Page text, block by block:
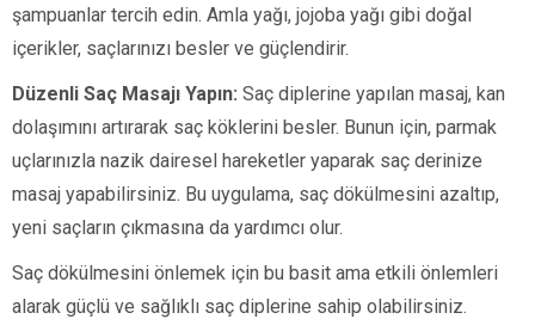
şampuanlar tercih edin. Amla yağı, jojoba yağı gibi doğal
içerikler, saçlarınızı besler ve güçlendirir.
Düzenli Saç Masajı Yapın: Saç diplerine yapılan masaj, kan
dolaşımını artırarak saç köklerini besler. Bunun için, parmak
uçlarınızla nazik dairesel hareketler yaparak saç derinize
masaj yapabilirsiniz. Bu uygulama, saç dökülmesini azaltıp,
yeni saçların çıkmasına da yardımcı olur.
Saç dökülmesini önlemek için bu basit ama etkili önlemleri
alarak güçlü ve sağlıklı saç diplerine sahip olabilirsiniz.